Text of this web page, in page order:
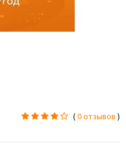
(0 отзывов )